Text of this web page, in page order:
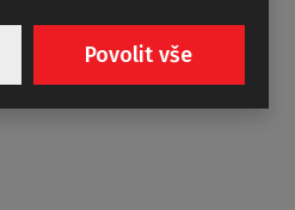
Povolit vše